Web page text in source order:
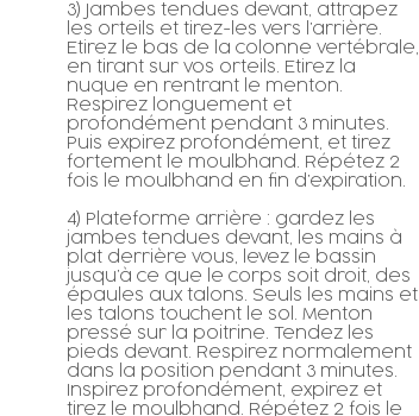
3) Jambes tendues devant, attrapez
les orteils et tirez-les vers l’arrière.
Etirez le bas de la colonne vertébrale,
en tirant sur vos orteils. Etirez la
nuque en rentrant le menton.
Respirez longuement et
profondément pendant 3 minutes.
Puis expirez profondément, et tirez
fortement le moulbhand. Répétez 2
fois le moulbhand en fin d’expiration.
4) Plateforme arrière : gardez les
jambes tendues devant, les mains à
plat derrière vous, levez le bassin
jusqu’à ce que le corps soit droit, des
épaules aux talons. Seuls les mains et
les talons touchent le sol. Menton
pressé sur la poitrine. Tendez les
pieds devant. Respirez normalement
dans la position pendant 3 minutes.
Inspirez profondément, expirez et
tirez le moulbhand. Répétez 2 fois le